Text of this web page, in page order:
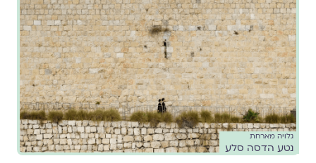
גלויה מארחת
נטע הדסה סלע